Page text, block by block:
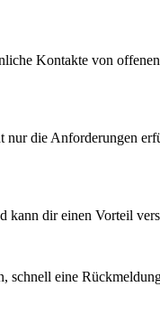
Kontakte von
die Anforderungen
kann dir einen Vorteil
schnell eine